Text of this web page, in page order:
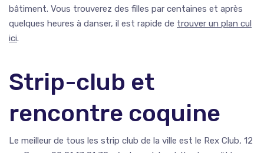
bâtiment. Vous trouverez des filles par centaines et après
quelques heures à danser, il est rapide de trouver un plan cul
ici.
Strip-club et
rencontre coquine
Le meilleur de tous les strip club de la ville est le Rex Club, 12